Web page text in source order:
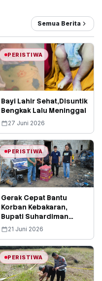
Semua Berita
PERISTIWA
Bayi Lahir Sehat,Disuntik
Bengkak Lalu Meninggal
27 Juni 2026
PERISTIWA
Gerak Cepat Bantu
Korban Kebakaran,
Bupati Suhardiman
Amby Diapresiasi Kades
Koto Sentajo
21 Juni 2026
PERISTIWA